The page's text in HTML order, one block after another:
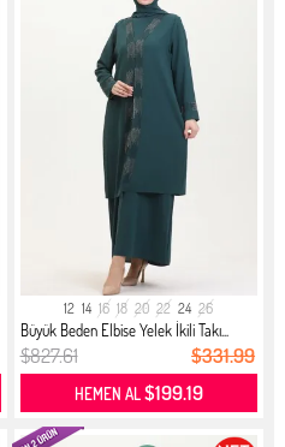
12 14 16 18 20 22 24 26
Büyük Beden Elbise Yelek İkili Takı...
$827.61 $331.99
HEMEN AL$199.19